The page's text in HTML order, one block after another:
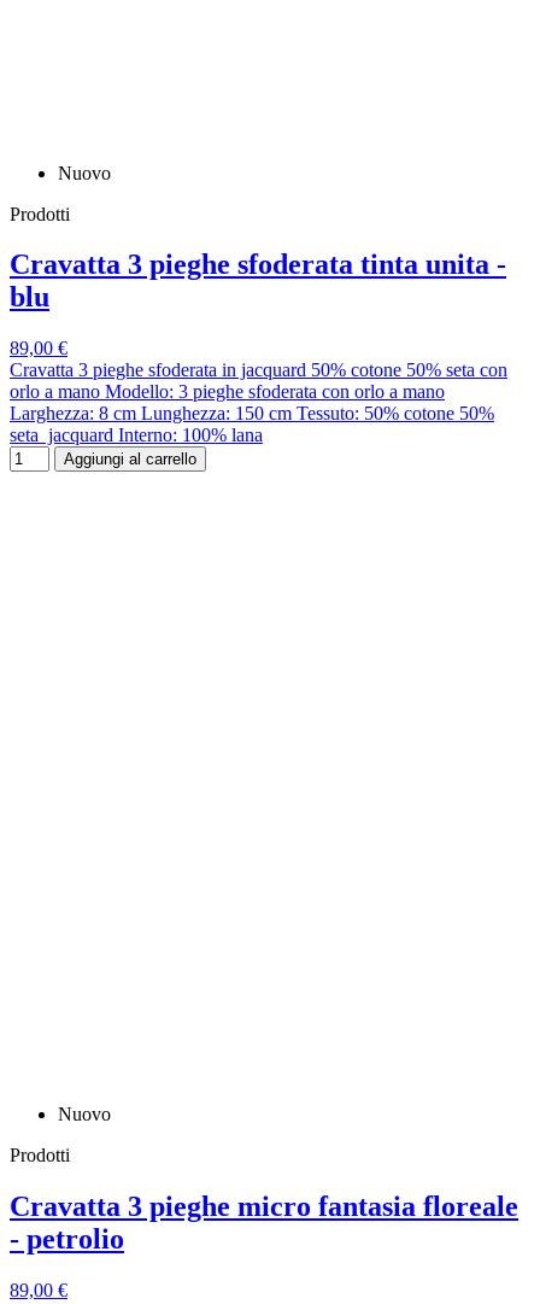
Nuovo
Prodotti
Cravatta 3 pieghe sfoderata tinta unita -
blu
89,00 €
Cravatta 3 pieghe sfoderata in jacquard 50% cotone 50% seta con
orlo a mano Modello: 3 pieghe sfoderata con orlo a mano
Larghezza: 8 cm Lunghezza: 150 cm Tessuto: 50% cotone 50%
seta jacquard Interno: 100% lana
Aggiungi al carrello
Nuovo
Prodotti
Cravatta 3 pieghe micro fantasia floreale
- petrolio
89,00 €